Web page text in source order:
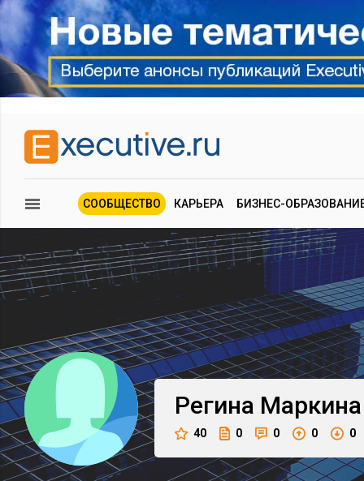
СООБЩЕСТВО КАРЬЕРА БИЗНЕС-
Регина Маркина
40 0 0 0 0